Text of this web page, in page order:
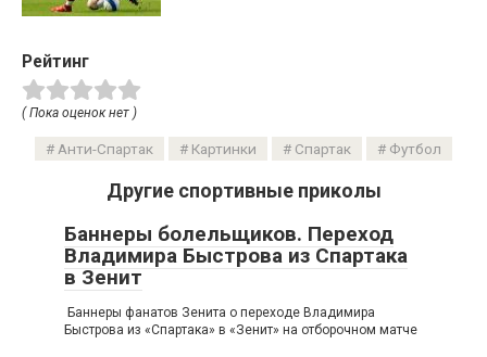
Рейтинг
( Пока оценок нет )
Анти-Спартак Картинки Спартак Футбол
Другие спортивные приколы
Баннеры болельщиков. Переход
Владимира Быстрова из Спартака
в Зенит
Баннеры фанатов Зенита о переходе Владимира
Быстрова из «Спартака» в «Зенит» на отборочном матче